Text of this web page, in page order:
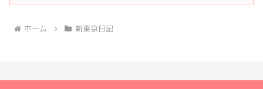
ホーム 新東京日記